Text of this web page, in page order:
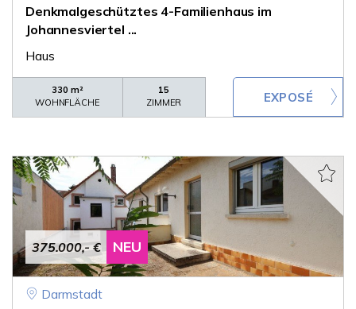
Denkmalgeschütztes 4-Familienhaus im
Johannesviertel ...
Haus
330 m²
WOHNFLÄCHE
15
ZIMMER
375.000,- € NEU
Darmstadt